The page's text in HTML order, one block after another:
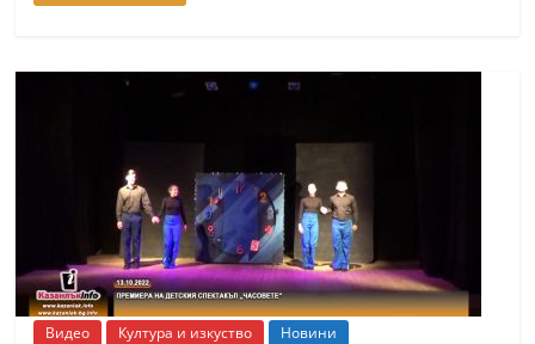
Видео Култура и изкуство Новини